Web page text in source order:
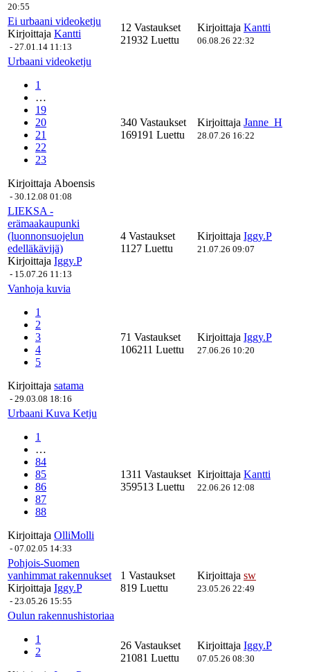
20:55
Ei urbaani videoketju
Kirjoittaja Kantti
- 27.01.14 11:13
12 Vastaukset
21932 Luettu
Kirjoittaja Kantti
06.08.26 22:32
Urbaani videoketju
1
…
19
20
21
22
23
Kirjoittaja Aboensis
- 30.12.08 01:08
340 Vastaukset
169191 Luettu
Kirjoittaja Janne_H
28.07.26 16:22
LIEKSA -
erämaakaupunki
(luonnonsuojelun
edelläkävijä)
Kirjoittaja Iggy.P
- 15.07.26 11:13
4 Vastaukset
1127 Luettu
Kirjoittaja Iggy.P
21.07.26 09:07
Vanhoja kuvia
1
2
3
4
5
Kirjoittaja satama
- 29.03.08 18:16
71 Vastaukset
106211 Luettu
Kirjoittaja Iggy.P
27.06.26 10:20
Urbaani Kuva Ketju
1
…
84
85
86
87
88
Kirjoittaja OlliMolli
- 07.02.05 14:33
1311 Vastaukset
359513 Luettu
Kirjoittaja Kantti
22.06.26 12:08
Pohjois-Suomen
vanhimmat rakennukset
Kirjoittaja Iggy.P
- 23.05.26 15:55
1 Vastaukset
819 Luettu
Kirjoittaja sw
23.05.26 22:49
Oulun rakennushistoriaa
1
2
26 Vastaukset
21081 Luettu
Kirjoittaja Iggy.P
07.05.26 08:30